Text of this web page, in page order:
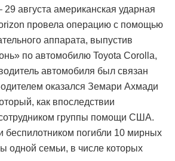
августа американская ударная
провела операцию с помощью
аппарата, выпустив
по автомобилю Toyota Corolla,
автомобиля был связан
оказался Земари Ахмади
как впоследствии
группы помощи США.
беспилотником погибли 10 мирных
одной семьи, в числе которых